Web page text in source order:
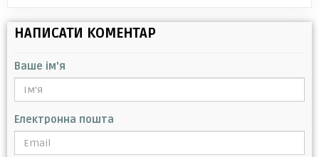
НАПИСАТИ КОМЕНТАР
Ваше ім'я
Електронна пошта